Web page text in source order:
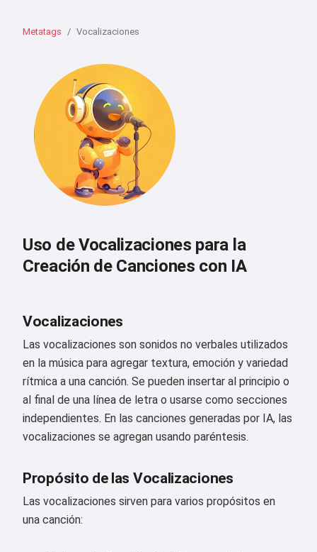
Metatags Vocalizaciones
Uso de Vocalizaciones para la
Creación de Canciones con IA
Vocalizaciones
Las vocalizaciones son sonidos no verbales utilizados
en la música para agregar textura, emoción y variedad
rítmica a una canción. Se pueden insertar al principio o
al final de una línea de letra o usarse como secciones
independientes. En las canciones generadas por IA, las
vocalizaciones se agregan usando paréntesis.
Propósito de las Vocalizaciones
Las vocalizaciones sirven para varios propósitos en
una canción: